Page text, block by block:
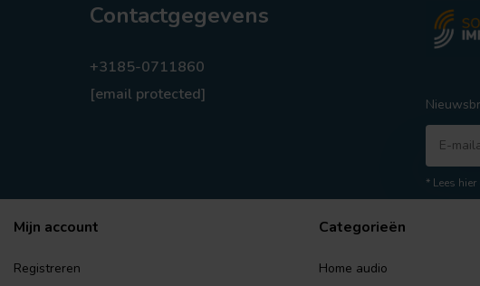
Contactgegevens
+3185-0711860
[email protected]
* Lees
Mijn account
Registreren
Categorieën
Home audio